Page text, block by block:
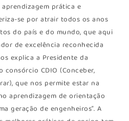
prática e
se por atrair todos os anos
do país e do mundo, que aqui
de excelência reconhecida
explica a Presidente da
consórcio CDIO (Conceber,
que nos permite estar na
aprendizagem de orientação
geração de engenheiros”. A